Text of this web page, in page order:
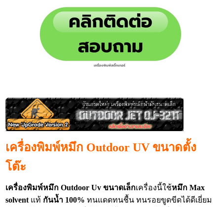
เครื่องพิมพ์หมึก Outdoor UV ขนาดตั้ง
โต๊ะ
เครื่องพิมพ์หมึก Outdoor Uv ขนาดเล็กเครื่องนี้ใช้หมึก Max
solvent แท้ กันน้ำ 100%ทนแดดทนชื้น ทนรอยขูดขีดได้ดีเยี่ยม